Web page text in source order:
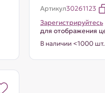
Артикул30261123
Зарегистрируйтесь
для отображения
В наличии <1000 шт.